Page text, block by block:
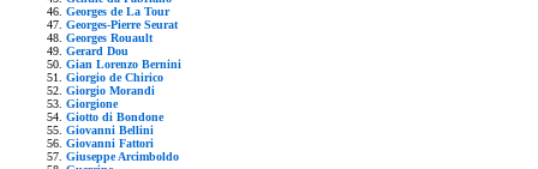
Georges de La Tour
Georges-Pierre Seurat
Georges Rouault
Gerard Dou
Gian Lorenzo Bernini
Giorgio de Chirico
Giorgio Morandi
Giorgione
Giotto di Bondone
Giovanni Bellini
Giovanni Fattori
Giuseppe Arcimboldo